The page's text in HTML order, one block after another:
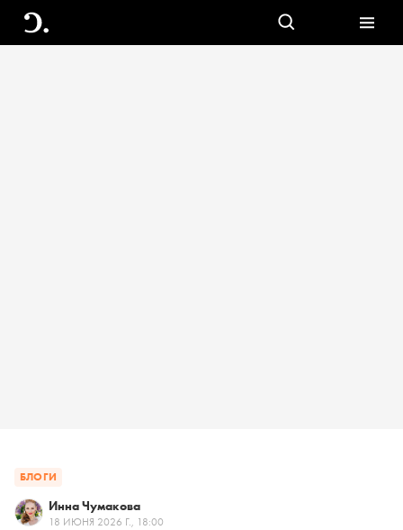
БЛОГИ
Инна Чумакова
18 ИЮНЯ 2026 Г., 18:00